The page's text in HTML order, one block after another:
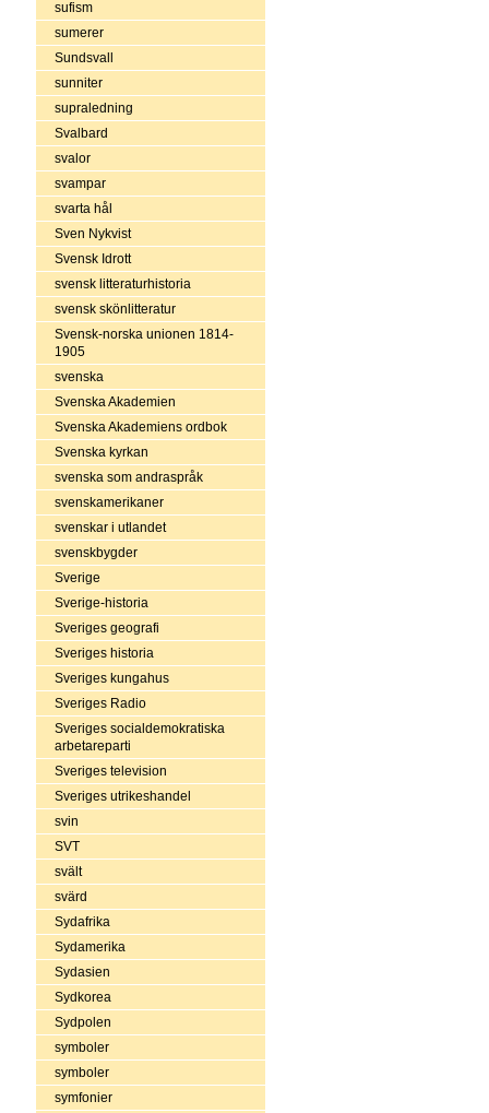
sufism
sumerer
Sundsvall
sunniter
supraledning
Svalbard
svalor
svampar
svarta hål
Sven Nykvist
Svensk Idrott
svensk litteraturhistoria
svensk skönlitteratur
Svensk-norska unionen 1814-
1905
svenska
Svenska Akademien
Svenska Akademiens ordbok
Svenska kyrkan
svenska som andraspråk
svenskamerikaner
svenskar i utlandet
svenskbygder
Sverige
Sverige-historia
Sveriges geografi
Sveriges historia
Sveriges kungahus
Sveriges Radio
Sveriges socialdemokratiska
arbetareparti
Sveriges television
Sveriges utrikeshandel
svin
SVT
svält
svärd
Sydafrika
Sydamerika
Sydasien
Sydkorea
Sydpolen
symboler
symboler
symfonier